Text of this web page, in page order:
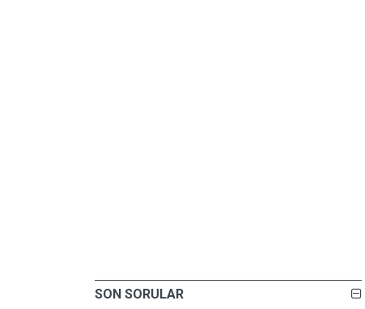
SON SORULAR